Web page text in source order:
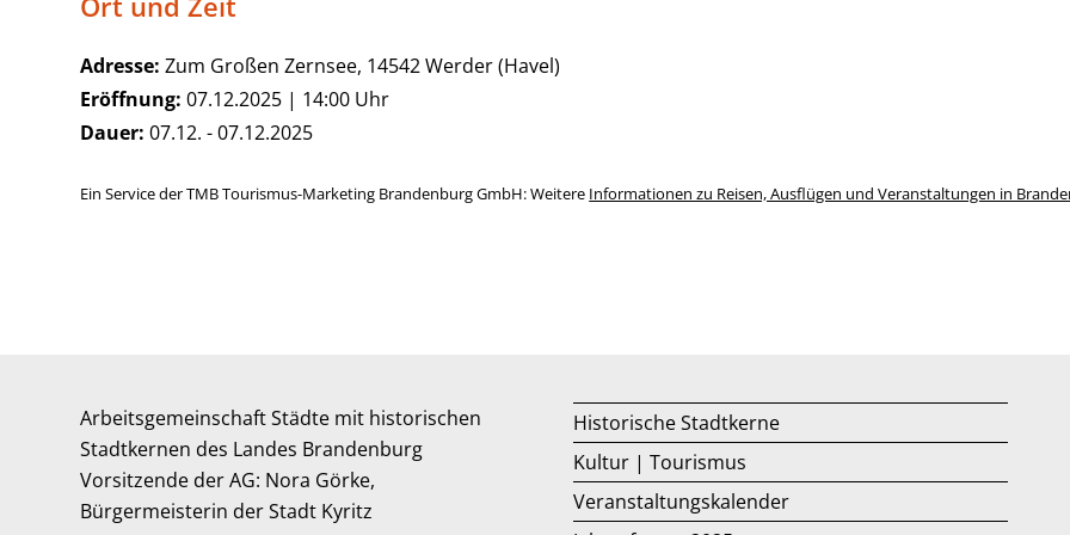
Adresse: Zum Großen Zernsee, 14542 Werder (Havel)
Eröffnung: 07.12.2025 | 14:00 Uhr
Dauer: 07.12. - 07.12.2025
Ein Service der TMB Tourismus-Marketing Brandenburg GmbH: Weitere Informationen zu Reisen, Ausflügen und Veranstaltungen in
Arbeitsgemeinschaft Städte mit historischen
Stadtkernen des Landes Brandenburg
Vorsitzende der AG: Nora Görke,
Bürgermeisterin der Stadt Kyritz
Historische Stadtkerne
Kultur | Tourismus
Veranstaltungskalender